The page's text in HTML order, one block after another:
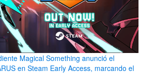
Magical Something anunció el
en Steam Early Access, marcando el